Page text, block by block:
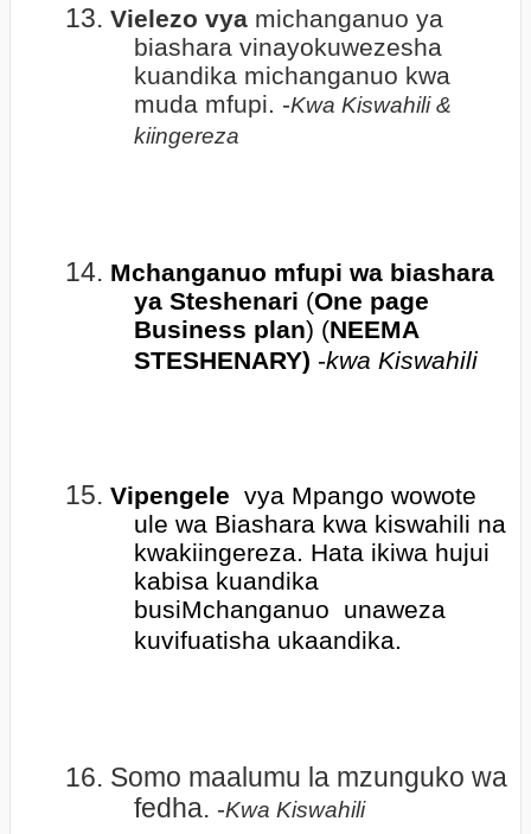
13. Vielezo vya michanganuo ya
biashara vinayokuwezesha
kuandika michanganuo kwa
muda mfupi. -Kwa Kiswahili &
kiingereza
14. Mchanganuo mfupi wa biashara
ya Steshenari (One page
Business plan) (NEEMA
STESHENARY) -kwa Kiswahili
15. Vipengele vya Mpango wowote
ule wa Biashara kwa kiswahili na
kwakiingereza. Hata ikiwa hujui
kabisa kuandika
busiMchanganuo unaweza
kuvifuatisha ukaandika.
16. Somo maalumu la mzunguko wa
fedha. -Kwa Kiswahili